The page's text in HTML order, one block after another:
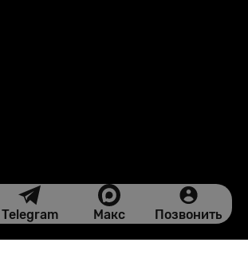
Telegram Макс Позвонить